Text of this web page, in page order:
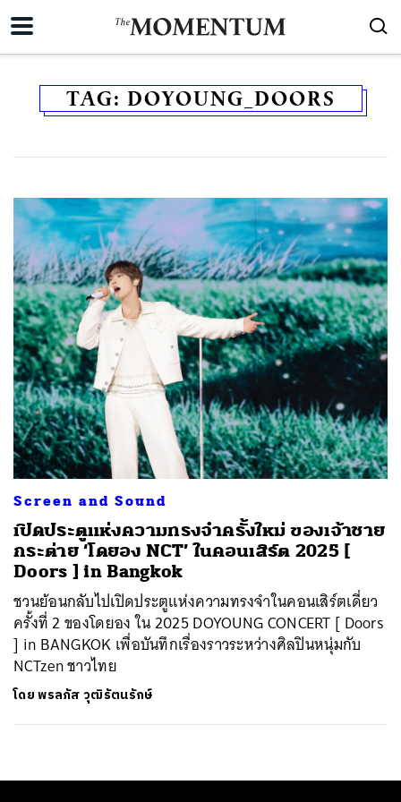
TAG: DOYOUNG_DOORS
Screen and Sound
เปิดประตูแห่งความทรงจำครั้งใหม่ ของเจ้าชาย
กระต่าย ‘โดยอง NCT’ ในคอนเสิร์ต 2025 [
Doors ] in Bangkok
ชวนย้อนกลับไปเปิดประตูแห่งความทรงจำในคอนเสิร์ตเดี่ยว
ครั้งที่ 2 ของโดยอง ใน 2025 DOYOUNG CONCERT [ Doors
] in BANGKOK เพื่อบันทึกเรื่องราวระหว่างศิลปินหนุ่มกับ
NCTzen ชาวไทย
โดยพรลภัส วุฒิรัตนรักษ์
ค้นหา
SHARE TWEET LINE EMAIL